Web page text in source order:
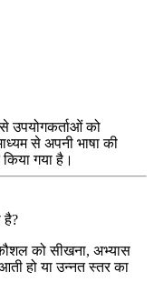
उपयोगकर्ताओं को
से अपनी भाषा की
गया है।
है?
को सीखना, अभ्यास
हो या उन्नत स्तर का